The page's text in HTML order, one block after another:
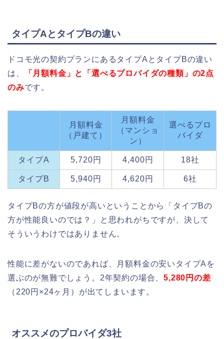
タイプAとタイプBの違い
ドコモ光の契約プランにあるタイプAとタイプBの違い
は、
「月額料金」と「選べるプロバイダの種類」の2点
のみです。
月額料金
（戸建て）
月額料金
（マンショ
ン）
選べるプロ
バイダ
タイプA 5,720円 4,400円 18社
タイプB 5,940円 4,620円 6社
タイプBの方が値段が高いということから「タイプBの
方が性能良いのでは？」と思われがちですが、決して
そういうわけではありません。
性能に差がないのであれば、月額料金の安いタイプAを
選ぶのが無難でしょう。2年契約の場合、5,280円の差
（220円×24ヶ月）が出てしまいます。
オススメのプロバイダ3社